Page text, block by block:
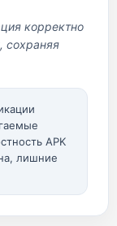
корректно
сохраняя
APK
лишние